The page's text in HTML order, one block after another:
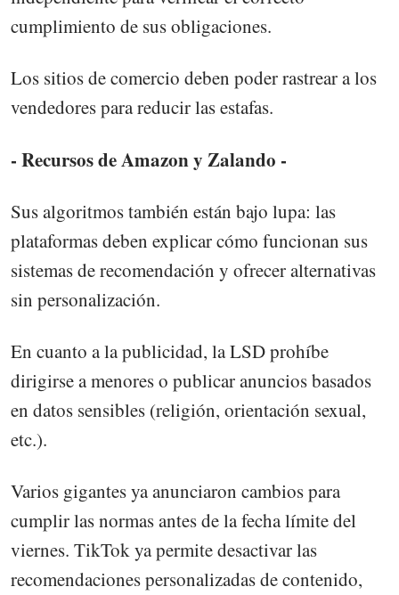
cumplimiento de sus obligaciones.
Los sitios de comercio deben poder rastrear a los
vendedores para reducir las estafas.
- Recursos de Amazon y Zalando -
Sus algoritmos también están bajo lupa: las
plataformas deben explicar cómo funcionan sus
sistemas de recomendación y ofrecer alternativas
sin personalización.
En cuanto a la publicidad, la LSD prohíbe
dirigirse a menores o publicar anuncios basados
en datos sensibles (religión, orientación sexual,
etc.).
Varios gigantes ya anunciaron cambios para
cumplir las normas antes de la fecha límite del
viernes. TikTok ya permite desactivar las
recomendaciones personalizadas de contenido,